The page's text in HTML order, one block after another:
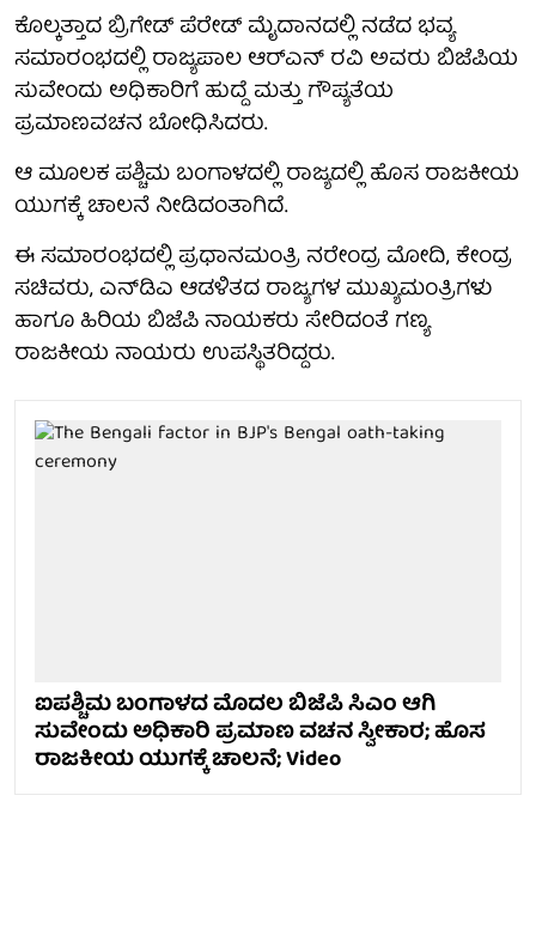
ಕೊಲ್ಕತ್ತಾದ ಬ್ರಿಗೇಡ್ ಪೆರೇಡ್ ಮೈದಾನದಲ್ಲಿ ನಡೆದ ಭವ್ಯ
ಸಮಾರಂಭದಲ್ಲಿ ರಾಜ್ಯಪಾಲ ಆರ್‌ಎನ್ ರವಿ ಅವರು ಬಿಜೆಪಿಯ
ಸುವೇಂದು ಅಧಿಕಾರಿಗೆ ಹುದ್ದೆ ಮತ್ತು ಗೌಪ್ಯತೆಯ
ಪ್ರಮಾಣವಚನ ಬೋಧಿಸಿದರು.
ಆ ಮೂಲಕ ಪಶ್ಚಿಮ ಬಂಗಾಳದಲ್ಲಿ ರಾಜ್ಯದಲ್ಲಿ ಹೊಸ ರಾಜಕೀಯ
ಯುಗಕ್ಕೆ ಚಾಲನೆ ನೀಡಿದಂತಾಗಿದೆ.
ಈ ಸಮಾರಂಭದಲ್ಲಿ ಪ್ರಧಾನಮಂತ್ರಿ ನರೇಂದ್ರ ಮೋದಿ, ಕೇಂದ್ರ
ಸಚಿವರು, ಎನ್‌ಡಿಎ ಆಡಳಿತದ ರಾಜ್ಯಗಳ ಮುಖ್ಯಮಂತ್ರಿಗಳು
ಹಾಗೂ ಹಿರಿಯ ಬಿಜೆಪಿ ನಾಯಕರು ಸೇರಿದಂತೆ ಗಣ್ಯ
ರಾಜಕೀಯ ನಾಯರು ಉಪಸ್ಥಿತರಿದ್ದರು.
ಐಪಶ್ಚಿಮ ಬಂಗಾಳದ ಮೊದಲ ಬಿಜೆಪಿ ಸಿಎಂ ಆಗಿ
ಸುವೇಂದು ಅಧಿಕಾರಿ ಪ್ರಮಾಣ ವಚನ ಸ್ವೀಕಾರ; ಹೊಸ
ರಾಜಕೀಯ ಯುಗಕ್ಕೆ ಚಾಲನೆ; Video